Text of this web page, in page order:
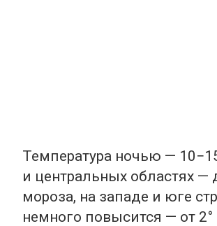
Температура ночью —
и центральных областях —
мороза, на западе и юге
немного повысится — от 2°